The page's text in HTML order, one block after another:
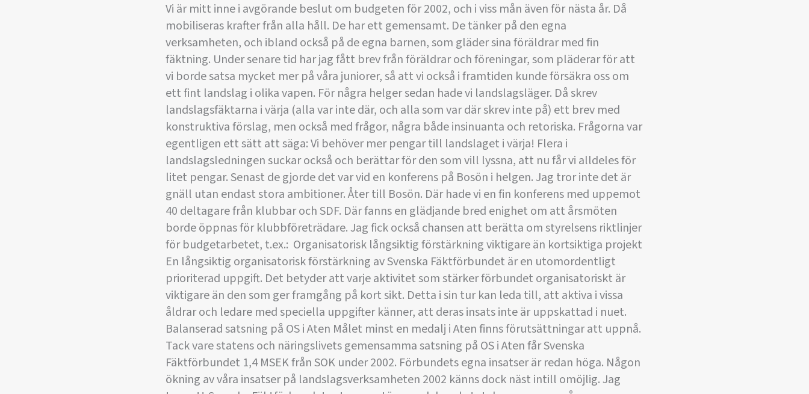
Vi är mitt inne i avgörande beslut om budgeten för 2002, och i viss mån även för nästa år. Då
mobiliseras krafter från alla håll. De har ett gemensamt. De tänker på den egna
verksamheten, och ibland också på de egna barnen, som gläder sina föräldrar med fin
fäktning. Under senare tid har jag fått brev från föräldrar och föreningar, som pläderar för att
vi borde satsa mycket mer på våra juniorer, så att vi också i framtiden kunde försäkra oss om
ett fint landslag i olika vapen. För några helger sedan hade vi landslagsläger. Då skrev
landslagsfäktarna i värja (alla var inte där, och alla som var där skrev inte på) ett brev med
konstruktiva förslag, men också med frågor, några både insinuanta och retoriska. Frågorna var
egentligen ett sätt att säga: Vi behöver mer pengar till landslaget i värja! Flera i
landslagsledningen suckar också och berättar för den som vill lyssna, att nu får vi alldeles för
litet pengar. Senast de gjorde det var vid en konferens på Bosön i helgen. Jag tror inte det är
gnäll utan endast stora ambitioner. Åter till Bosön. Där hade vi en fin konferens med uppemot
40 deltagare från klubbar och SDF. Där fanns en glädjande bred enighet om att årsmöten
borde öppnas för klubbföreträdare. Jag fick också chansen att berätta om styrelsens riktlinjer
för budgetarbetet, t.ex.:  Organisatorisk långsiktig förstärkning viktigare än kortsiktiga projekt
En långsiktig organisatorisk förstärkning av Svenska Fäktförbundet är en utomordentligt
prioriterad uppgift. Det betyder att varje aktivitet som stärker förbundet organisatoriskt är
viktigare än den som ger framgång på kort sikt. Detta i sin tur kan leda till, att aktiva i vissa
åldrar och ledare med speciella uppgifter känner, att deras insats inte är uppskattad i nuet. 
Balanserad satsning på OS i Aten Målet minst en medalj i Aten finns förutsättningar att uppnå.
Tack vare statens och näringslivets gemensamma satsning på OS i Aten får Svenska
Fäktförbundet 1,4 MSEK från SOK under 2002. Förbundets egna insatser är redan höga. Någon
ökning av våra insatser på landslagsverksamheten 2002 känns dock näst intill omöjlig. Jag